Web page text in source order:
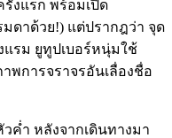
รั้งแรก พร้อมเปิด
ดาด้วย!) แต่ปรากฎว่า จุด
แรม ยูทูปเบอร์หนุ่มใช้
าพการจราจรอันเลื่องชื่อ
ค่ำ หลังจากเดินทางมา